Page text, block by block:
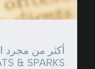
أكثر من مجرد
& SPARKS